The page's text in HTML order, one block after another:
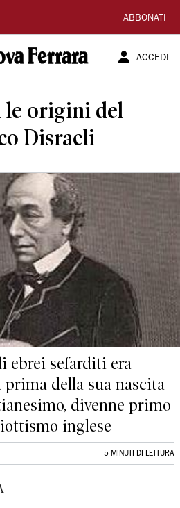
ABBONATI
ACCEDI
le origini del
Disraeli
ebrei sefarditi era
della sua nascita
divenne primo
inglese
5 MINUTI DI LETTURA